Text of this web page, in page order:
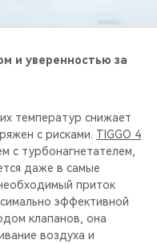
и уверенностью за
температур снижает
с рисками. TIGGO 4
с турбонагнетателем,
даже в самые
приток
эффективной
клапанов, она
воздуха и